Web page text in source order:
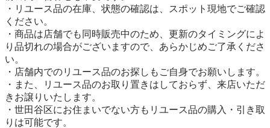
・リユース品の在庫、状態の確認は、スポット現地でご確認
ください。
・商品は店舗でも同時販売中のため、更新のタイミングによ
り品切れの場合がございますので、あらかじめご了承くださ
い。
・店舗内でのリユース品のお探しもご自身でお願いします。
・また、リユース品のお取り置きはしておらず、来店いただ
きお譲りいたします。
・世田谷区にお住まいでない方もリユース品の購入・引き取
りは可能です。